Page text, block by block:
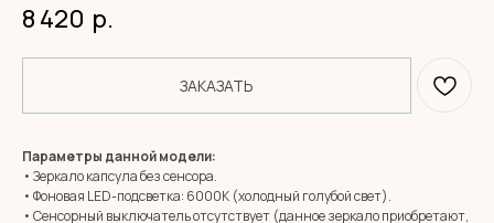
8 420 р.
ЗАКАЗАТЬ
Параметры данной модели:
• Зеркало капсула без сенсора.
• Фоновая LED-подсветка: 6000К (холодный голубой свет).
• Сенсорный выключатель отсутствует (данное зеркало приобретают,